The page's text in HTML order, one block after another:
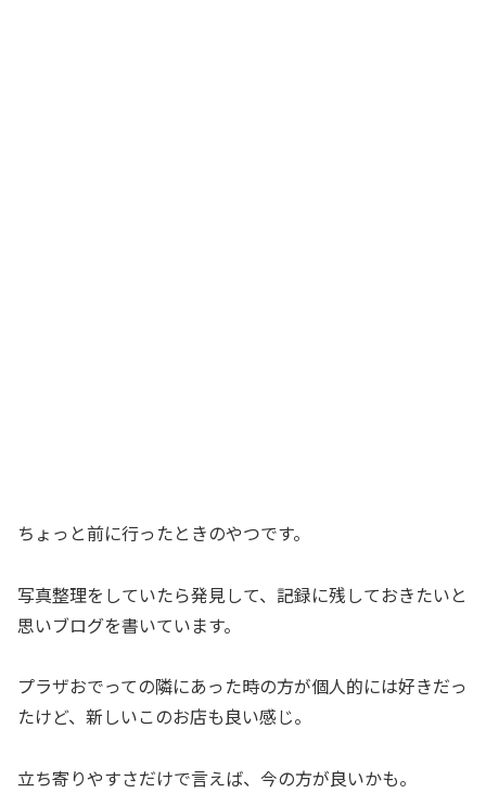
ちょっと前に行ったときのやつです。
写真整理をしていたら発見して、記録に残しておきたいと
思いブログを書いています。
プラザおでっての隣にあった時の方が個人的には好きだっ
たけど、新しいこのお店も良い感じ。
立ち寄りやすさだけで言えば、今の方が良いかも。